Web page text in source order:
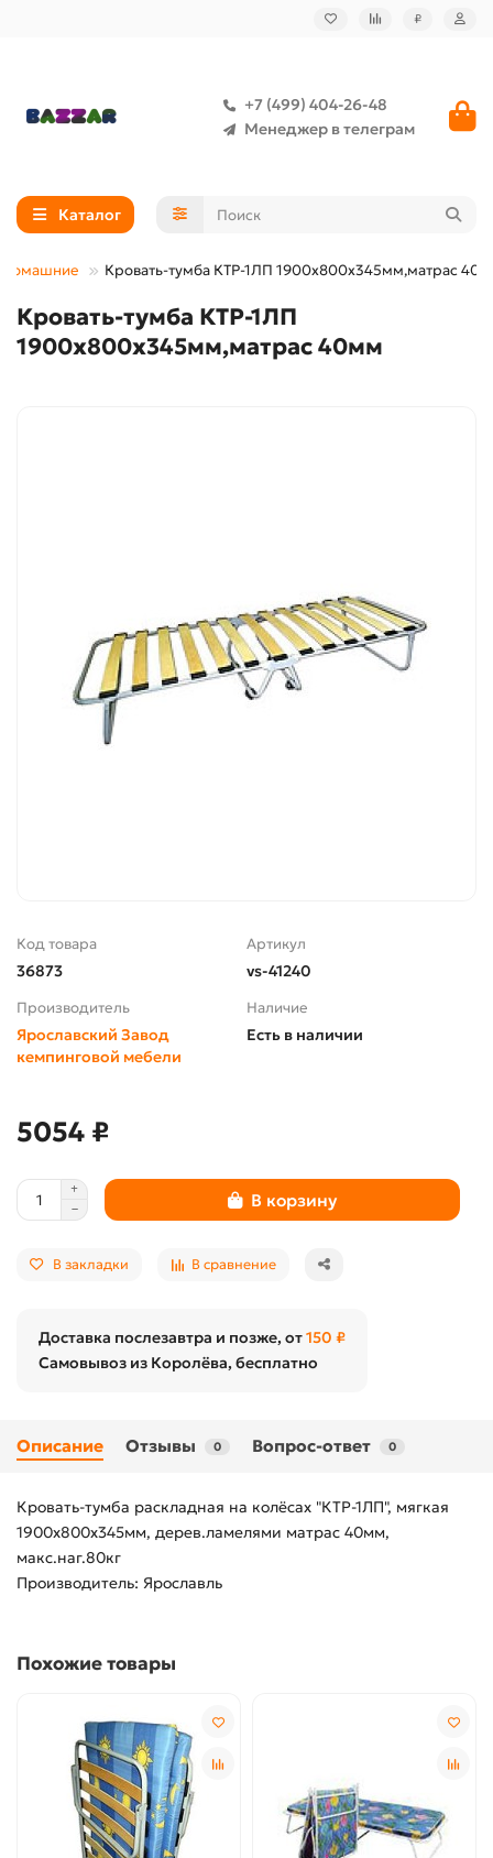
₽
+7 (499) 404-26-48
Менеджер в телеграм
Каталог
домашние Кровать-тумба КТР-1ЛП 1900х800х345мм,матрас
Кровать-тумба КТР-1ЛП
1900х800х345мм,матрас 40мм
Код товара
36873
Артикул
vs-41240
Производитель
Ярославский Завод
кемпинговой мебели
Наличие
Есть в наличии
5054 ₽
В корзину
В закладки В сравнение
Доставка послезавтра и позже, от150 ₽
Самовывоз из Королёва, бесплатно
Описание Отзывы 0 Вопрос-ответ 0
Кровать-тумба раскладная на колёсах "КТР-1ЛП", мягкая
1900х800х345мм, дерев.ламелями матрас 40мм,
макс.наг.80кг
Производитель: Ярославль
Похожие товары